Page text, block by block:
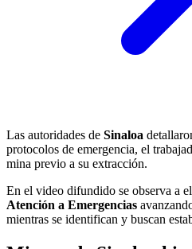
Las autoridades de Sinaloa
protocolos de emergencia, el
mina previo a su extracción.
En el video difundido se observa a
Atención a Emergencias
mientras se identifican y buscan